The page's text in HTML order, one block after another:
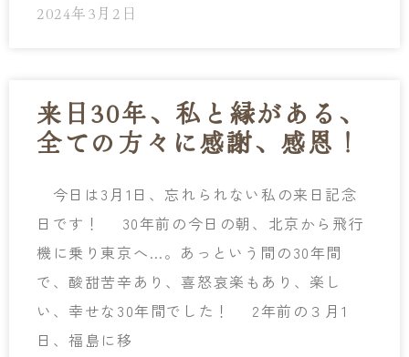
2024年3月2日
来日30年、私と縁がある、
全ての方々に感謝、感恩！
今日は3月1日、忘れられない私の来日記念
日です！ 30年前の今日の朝、北京から飛行
機に乗り東京へ…。あっという間の30年間
で、酸甜苦辛あり、喜怒哀楽もあり、楽し
い、幸せな30年間でした！ 2年前の３月1
日、福島に移